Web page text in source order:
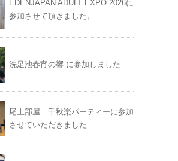
EDENJAPAN ADULT EXPO 2026に
参加させて頂きました。
洗足池春宵の響 に参加しました
尾上部屋 千秋楽パーティーに参加
させていただきました